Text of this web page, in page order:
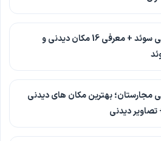
جاهای دیدنی سوئد + معرفی 16 مکان دیدنی و
مجارستان؛ بهترین مکان های دیدنی
دیدنی